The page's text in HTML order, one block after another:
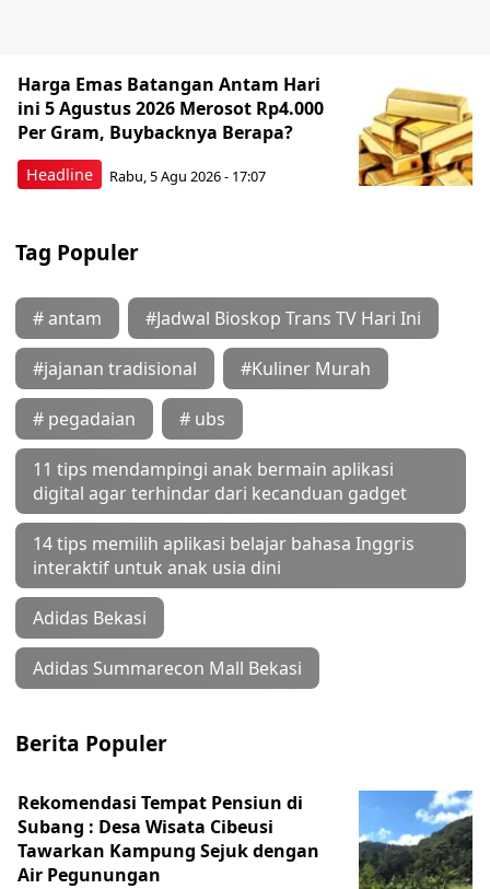
Headline
Harga Emas Batangan Antam Hari
ini 5 Agustus 2026 Merosot Rp4.000
Per Gram, Buybacknya Berapa?
Rabu, 5 Agu 2026 - 17:07
Tag Populer
# antam #Jadwal Bioskop Trans TV Hari Ini
#jajanan tradisional #Kuliner Murah
# pegadaian # ubs
11 tips mendampingi anak bermain aplikasi
digital agar terhindar dari kecanduan gadget
14 tips memilih aplikasi belajar bahasa Inggris
interaktif untuk anak usia dini
Adidas Bekasi
Adidas Summarecon Mall Bekasi
Berita Populer
Rekomendasi Tempat Pensiun di
Subang : Desa Wisata Cibeusi
Tawarkan Kampung Sejuk dengan
Air Pegunungan